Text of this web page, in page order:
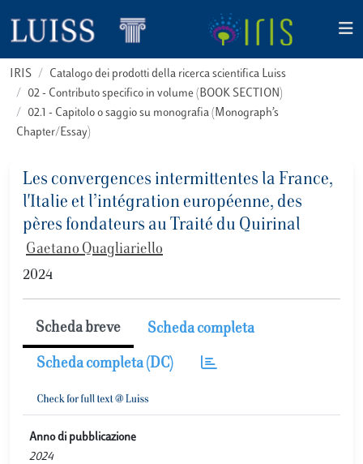
IRIS
Catalogo dei prodotti della ricerca scientifica Luiss
02 - Contributo specifico in volume (BOOK SECTION)
02.1 - Capitolo o saggio su monografia (Monograph’s
Chapter/Essay)
Les convergences intermittentes la France,
l'Italie et l’intégration européenne, des
pères fondateurs au Traité du Quirinal
Gaetano Quagliariello
2024
Scheda breve Scheda completa
Scheda completa (DC)
Anno di pubblicazione
2024